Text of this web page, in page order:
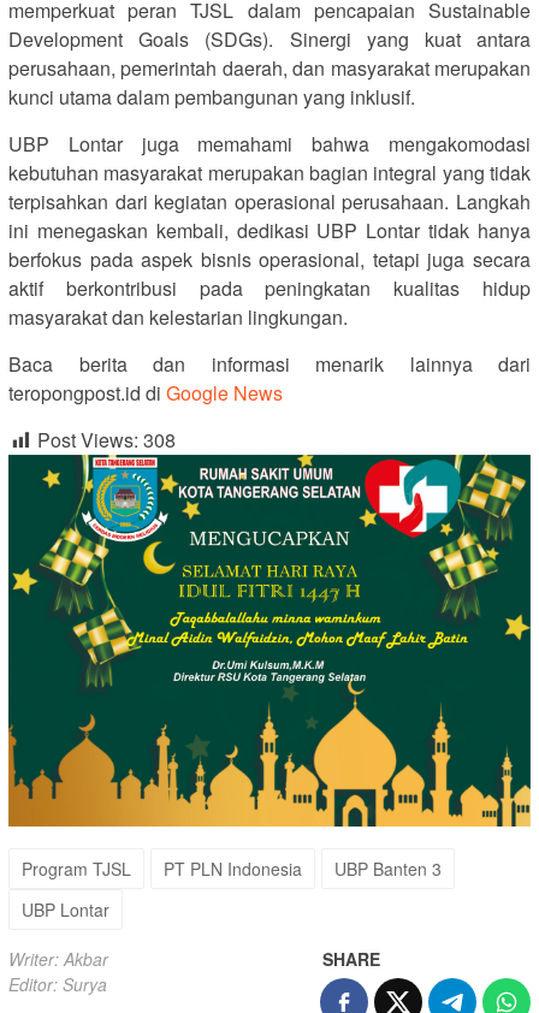
memperkuat peran TJSL dalam pencapaian Sustainable
Development Goals (SDGs). Sinergi yang kuat antara
perusahaan, pemerintah daerah, dan masyarakat merupakan
kunci utama dalam pembangunan yang inklusif.
UBP Lontar juga memahami bahwa mengakomodasi
kebutuhan masyarakat merupakan bagian integral yang tidak
terpisahkan dari kegiatan operasional perusahaan. Langkah
ini menegaskan kembali, dedikasi UBP Lontar tidak hanya
berfokus pada aspek bisnis operasional, tetapi juga secara
aktif berkontribusi pada peningkatan kualitas hidup
masyarakat dan kelestarian lingkungan.
Baca berita dan informasi menarik lainnya dari
teropongpost.id di Google News
Post Views: 308
Program TJSL PT PLN Indonesia
UBP Banten 3
UBP Lontar
Writer: Akbar
Editor: Surya
SHARE